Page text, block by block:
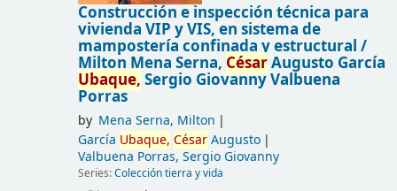
Construcción e inspección técnica para
vivienda VIP y VIS, en sistema de
mampostería confinada y estructural /
Milton Mena Serna, CésarAugusto García
Ubaque, Sergio Giovanny Valbuena
Porras
by Mena Serna, Milton
García Ubaque, CésarAugusto
Valbuena Porras, Sergio Giovanny
Series:Colección tierra y vida